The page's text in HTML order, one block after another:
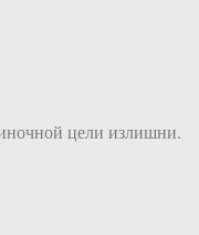
цели излишни.